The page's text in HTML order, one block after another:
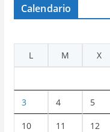
Calendario
L
M X
3 4 5
10 11 12